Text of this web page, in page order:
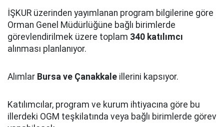
İŞKUR üzerinden yayımlanan program bilgilerine göre
Orman Genel Müdürlüğüne bağlı birimlerde
görevlendirilmek üzere toplam 340 katılımcı
alınması planlanıyor.
Alımlar Bursa ve Çanakkale illerini kapsıyor.
Katılımcılar, program ve kurum ihtiyacına göre bu
illerdeki OGM teşkilatında veya bağlı birimlerde görev